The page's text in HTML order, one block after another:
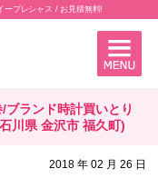
ープレシャス / お見積無料!
ランド時計買いとり
川県 金沢市 福久町)
2018 年 02 月 26 日